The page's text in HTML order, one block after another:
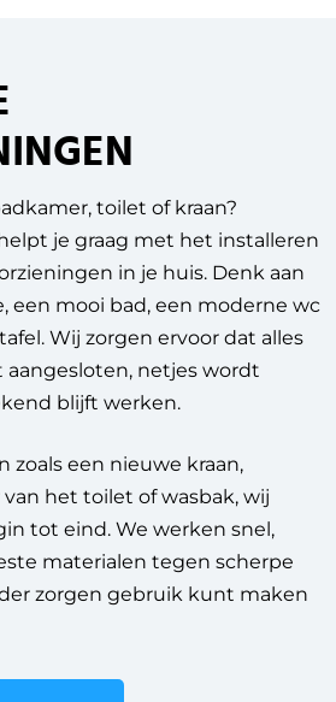
toilet of kraan?
je graag met het installeren
in je huis. Denk aan
een mooi bad, een moderne wc
Wij zorgen ervoor dat alles
aangesloten, netjes wordt
blijft werken.
zoals een nieuwe kraan,
het toilet of wasbak, wij
tot eind. We werken snel,
materialen tegen scherpe
zorgen gebruik kunt maken